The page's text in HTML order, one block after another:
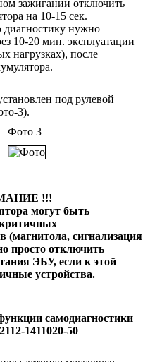
зажигании отключить
на 10-15 сек.
диагностику нужно
10-20 мин. эксплуатации
нагрузках), после
под рулевой
3).
Фото 3
!!!
могут быть
(магнитола, сигнализация
просто отключить
ЭБУ, если к этой
устройства.
самодиагностики
1411020-50